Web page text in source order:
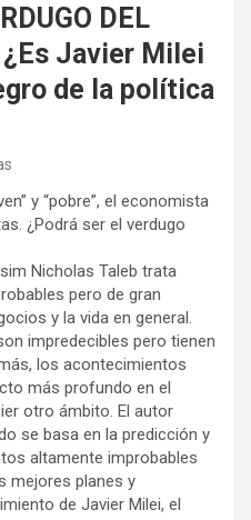
DEL
¿Es Javier Milei
de la política
y “pobre”, el economista
¿Podrá ser el verdugo
Nicholas Taleb trata
pero de gran
y la vida en general.
impredecibles pero tienen
los acontecimientos
más profundo en el
otro ámbito. El autor
se basa en la predicción y
altamente improbables
mejores planes y
de Javier Milei, el